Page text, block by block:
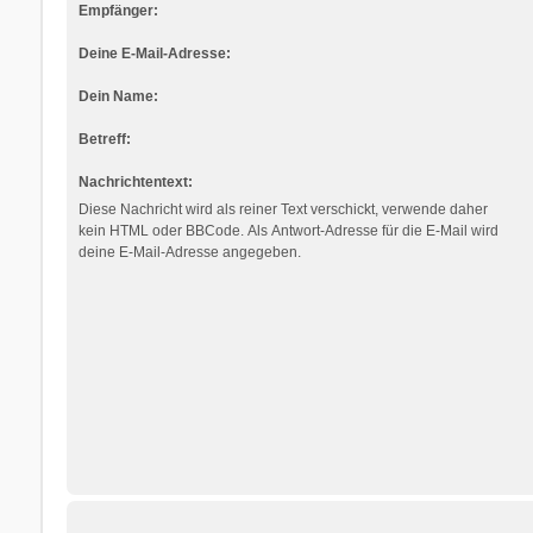
Empfänger:
Deine E-Mail-Adresse:
Dein Name:
Betreff:
Nachrichtentext:
Diese Nachricht wird als reiner Text verschickt, verwende daher
kein HTML oder BBCode. Als Antwort-Adresse für die E-Mail wird
deine E-Mail-Adresse angegeben.